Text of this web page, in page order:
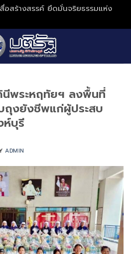
สร้างสรรค์ ยึดมั่นจริยธรรมแห่ง
พระหฤทัยฯ ลงพื้นที่
ถุงยังชีพแก่ผู้ประสบ
ห์บุรี
ADMIN